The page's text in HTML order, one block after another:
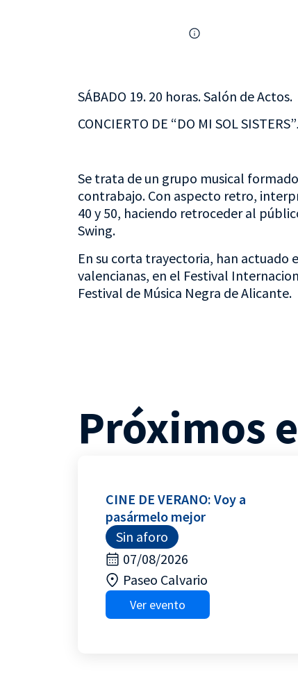
SÁBADO 19. 20 horas. Salón de Actos.
CONCIERTO DE “DO MI SOL SISTERS”.
Se trata de un grupo musical
contrabajo. Con aspecto retro,
40 y 50, haciendo retroceder al
Swing.
En su corta trayectoria, han actuado
valencianas, en el Festival
Festival de Música Negra de Alicante.
Próximos
CINE DE VERANO: Voy a
pasármelo mejor
Sin aforo
07/08/2026
Paseo Calvario
Ver evento